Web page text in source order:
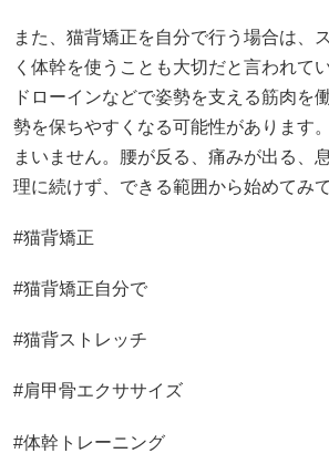
また、猫背矯正を自分で行う場合は、
く体幹を使うことも大切だと言われて
ドローインなどで姿勢を支える筋肉を
勢を保ちやすくなる可能性があります
まいません。腰が反る、痛みが出る、
理に続けず、できる範囲から始めてみ
#猫背矯正
#猫背矯正自分で
#猫背ストレッチ
#肩甲骨エクササイズ
#体幹トレーニング